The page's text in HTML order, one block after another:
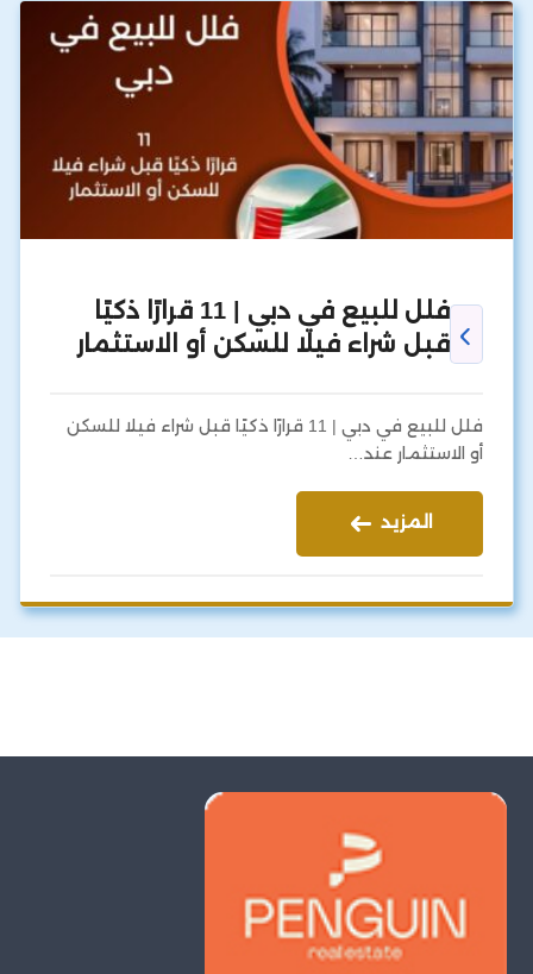
فلل للبيع في دبي | 11 قرارًا ذكيًا
قبل شراء فيلا للسكن أو الاستثمار
فلل للبيع في دبي | 11 قرارًا ذكيًا قبل شراء فيلا للسكن
أو الاستثمار عند…
المزيد